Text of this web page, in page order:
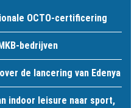
OCTO-certificering
bedrijven
de lancering van Edenya
indoor leisure naar sport,